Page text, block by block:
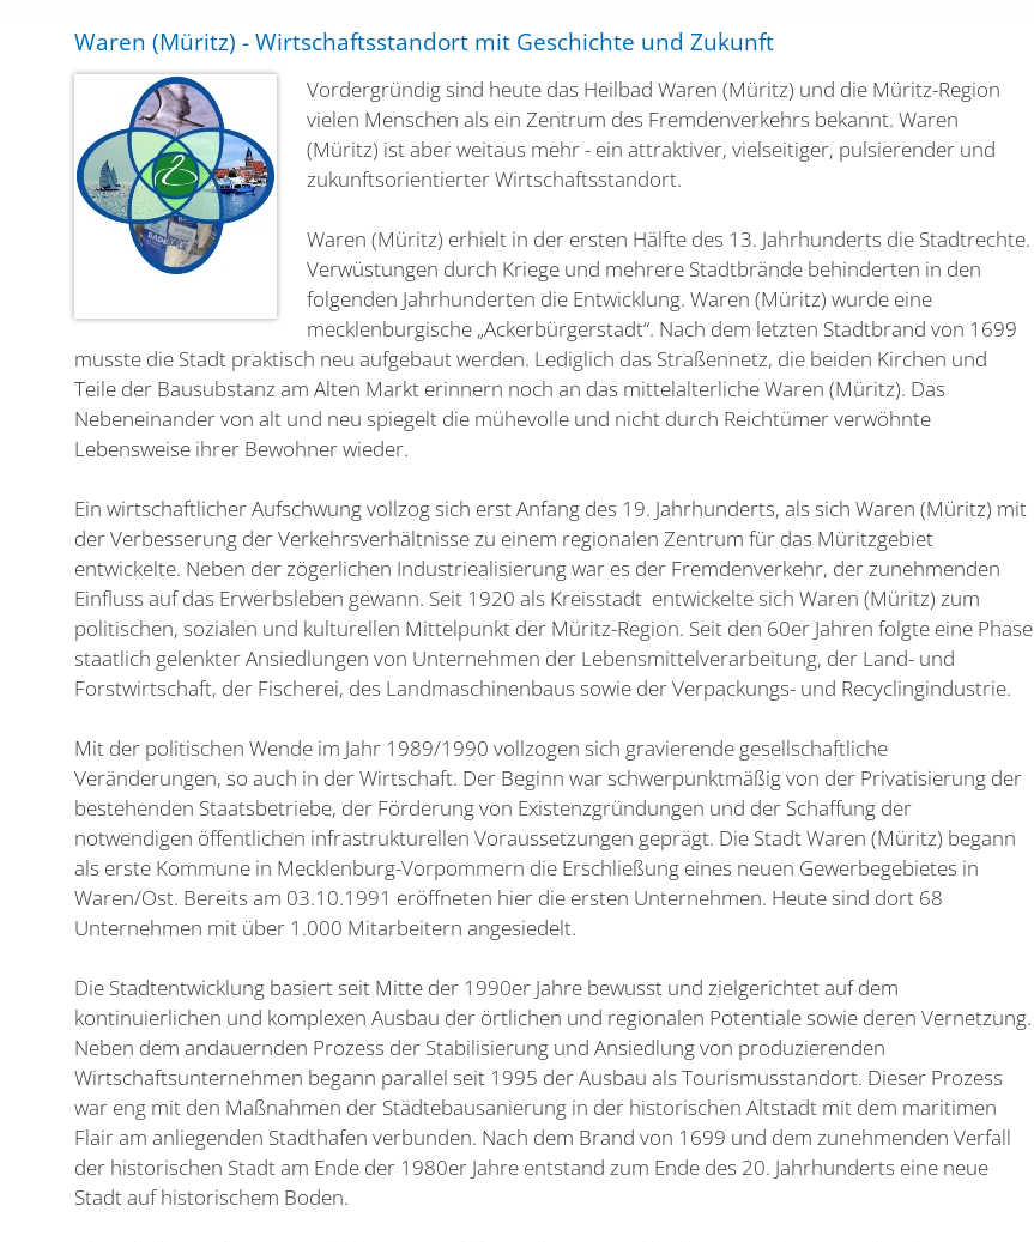
Waren (Müritz) - Wirtschaftsstandort mit Geschichte und Zukunft
Vordergründig sind heute das Heilbad Waren (Müritz) und die Müritz-Region
vielen Menschen als ein Zentrum des Fremdenverkehrs bekannt. Waren
(Müritz) ist aber weitaus mehr - ein attraktiver, vielseitiger, pulsierender und
zukunftsorientierter Wirtschaftsstandort.
Waren (Müritz) erhielt in der ersten Hälfte des 13. Jahrhunderts die Stadtrechte.
Verwüstungen durch Kriege und mehrere Stadtbrände behinderten in den
folgenden Jahrhunderten die Entwicklung. Waren (Müritz) wurde eine
mecklenburgische „Ackerbürgerstadt“. Nach dem letzten Stadtbrand von 1699
musste die Stadt praktisch neu aufgebaut werden. Lediglich das Straßennetz, die beiden Kirchen und
Teile der Bausubstanz am Alten Markt erinnern noch an das mittelalterliche Waren (Müritz). Das
Nebeneinander von alt und neu spiegelt die mühevolle und nicht durch Reichtümer verwöhnte
Lebensweise ihrer Bewohner wieder.
Ein wirtschaftlicher Aufschwung vollzog sich erst Anfang des 19. Jahrhunderts, als sich Waren (Müritz) mit
der Verbesserung der Verkehrsverhältnisse zu einem regionalen Zentrum für das Müritzgebiet
entwickelte. Neben der zögerlichen Industriealisierung war es der Fremdenverkehr, der zunehmenden
Einfluss auf das Erwerbsleben gewann. Seit 1920 als Kreisstadt entwickelte sich Waren (Müritz) zum
politischen, sozialen und kulturellen Mittelpunkt der Müritz-Region. Seit den 60er Jahren folgte eine Phase
staatlich gelenkter Ansiedlungen von Unternehmen der Lebensmittelverarbeitung, der Land- und
Forstwirtschaft, der Fischerei, des Landmaschinenbaus sowie der Verpackungs- und Recyclingindustrie.
Mit der politischen Wende im Jahr 1989/1990 vollzogen sich gravierende gesellschaftliche
Veränderungen, so auch in der Wirtschaft. Der Beginn war schwerpunktmäßig von der Privatisierung der
bestehenden Staatsbetriebe, der Förderung von Existenzgründungen und der Schaffung der
notwendigen öffentlichen infrastrukturellen Voraussetzungen geprägt. Die Stadt Waren (Müritz) begann
als erste Kommune in Mecklenburg-Vorpommern die Erschließung eines neuen Gewerbegebietes in
Waren/Ost. Bereits am 03.10.1991 eröffneten hier die ersten Unternehmen. Heute sind dort 68
Unternehmen mit über 1.000 Mitarbeitern angesiedelt.
Die Stadtentwicklung basiert seit Mitte der 1990er Jahre bewusst und zielgerichtet auf dem
kontinuierlichen und komplexen Ausbau der örtlichen und regionalen Potentiale sowie deren Vernetzung.
Neben dem andauernden Prozess der Stabilisierung und Ansiedlung von produzierenden
Wirtschaftsunternehmen begann parallel seit 1995 der Ausbau als Tourismusstandort. Dieser Prozess
war eng mit den Maßnahmen der Städtebausanierung in der historischen Altstadt mit dem maritimen
Flair am anliegenden Stadthafen verbunden. Nach dem Brand von 1699 und dem zunehmenden Verfall
der historischen Stadt am Ende der 1980er Jahre entstand zum Ende des 20. Jahrhunderts eine neue
Stadt auf historischem Boden.